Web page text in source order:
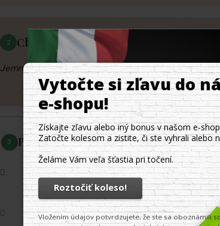
2 Chutovy profil
Jemná pšeničná vôňa s orechovými tónmi, výrazná
3 Pouzitie a tipy
Dokonale sa hodí k hustejším omáčkam -
mascarpone
Vynikajúce na prípravu studených cestovínových